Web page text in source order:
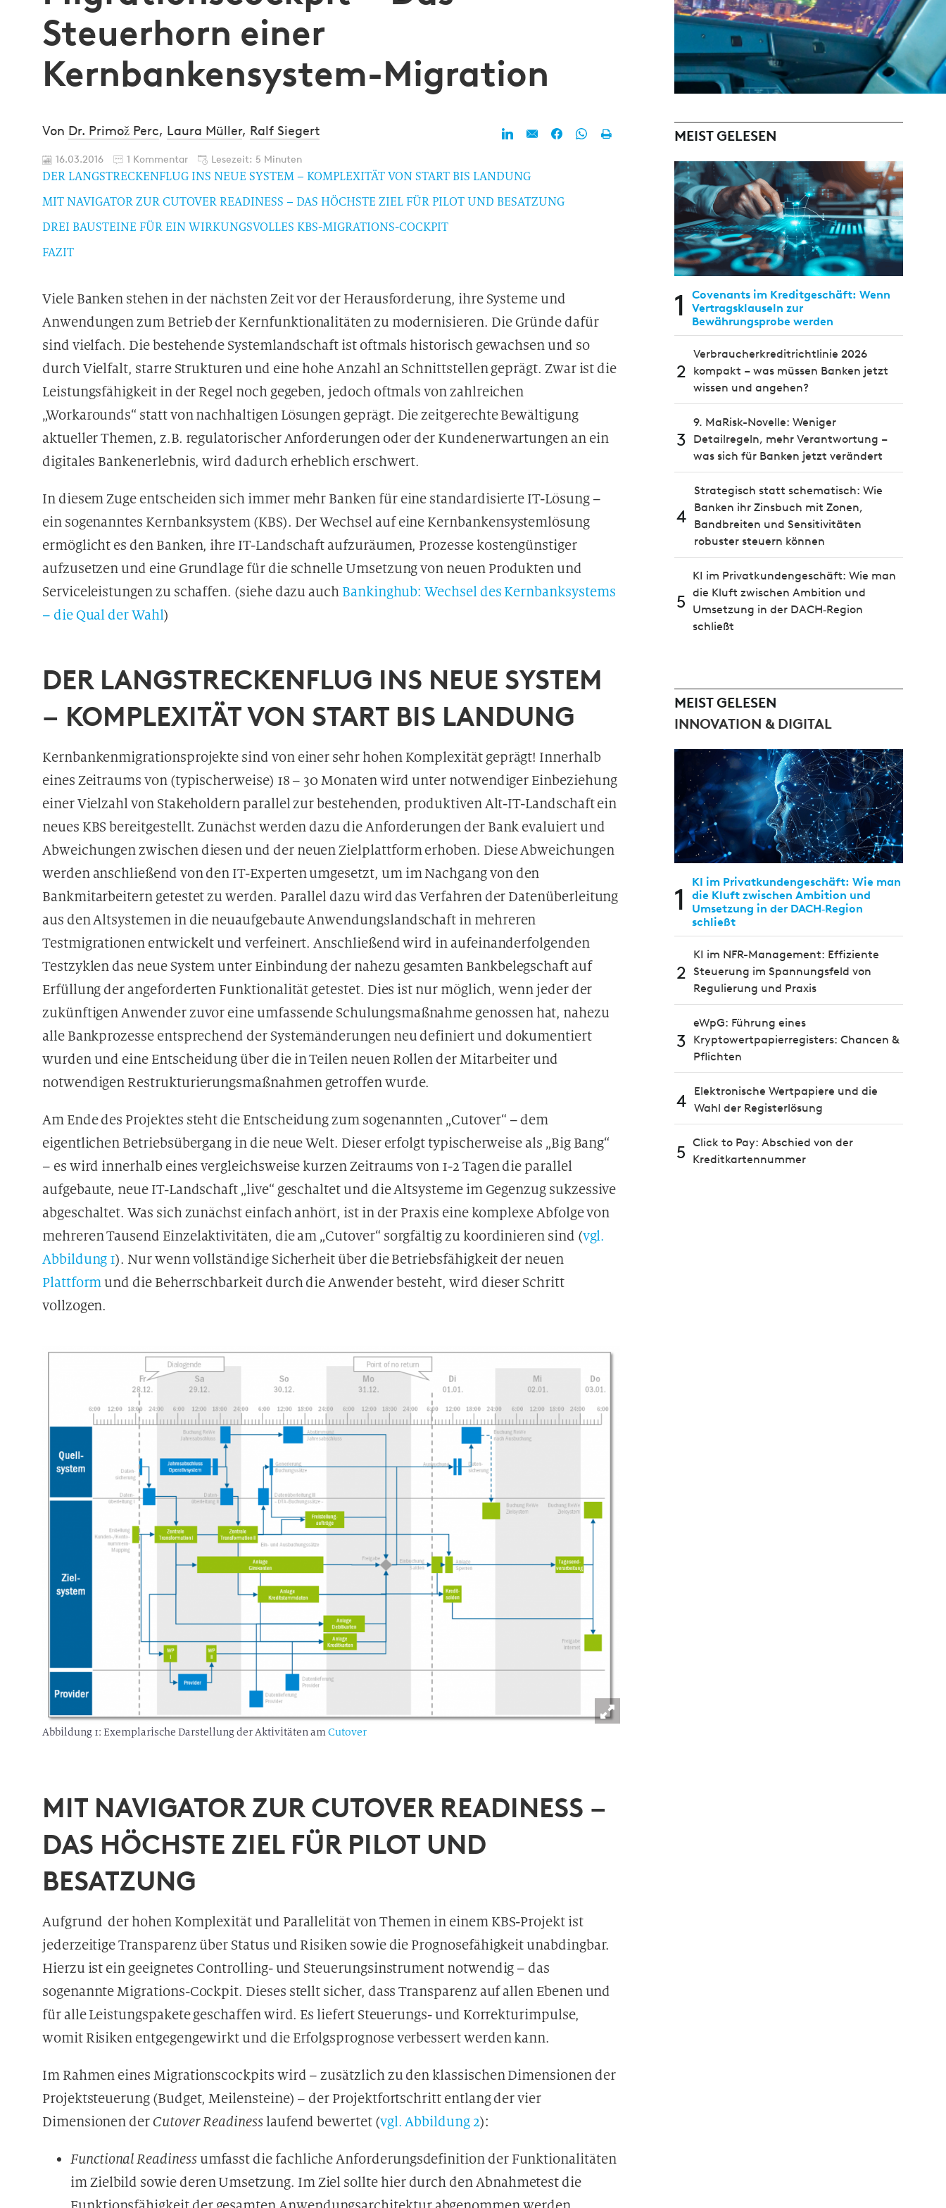
Steuerhorn einer
Kernbankensystem-Migration
Von Dr. Primož Perc, Laura Müller, Ralf Siegert
16.03.2016 1 Kommentar Lesezeit: 5 Minuten
DER LANGSTRECKENFLUG INS NEUE SYSTEM – KOMPLEXITÄT VON START BIS LANDUNG
MIT NAVIGATOR ZUR CUTOVER READINESS – DAS HÖCHSTE ZIEL FÜR PILOT UND BESATZUNG
DREI BAUSTEINE FÜR EIN WIRKUNGSVOLLES KBS-MIGRATIONS-COCKPIT
FAZIT
Viele Banken stehen in der nächsten Zeit vor der Herausforderung, ihre Systeme und
Anwendungen zum Betrieb der Kernfunktionalitäten zu modernisieren. Die Gründe dafür
sind vielfach. Die bestehende Systemlandschaft ist oftmals historisch gewachsen und so
durch Vielfalt, starre Strukturen und eine hohe Anzahl an Schnittstellen geprägt. Zwar ist die
Leistungsfähigkeit in der Regel noch gegeben, jedoch oftmals von zahlreichen
„Workarounds“ statt von nachhaltigen Lösungen geprägt. Die zeitgerechte Bewältigung
aktueller Themen, z.B. regulatorischer Anforderungen oder der Kundenerwartungen an ein
digitales Bankenerlebnis, wird dadurch erheblich erschwert.
In diesem Zuge entscheiden sich immer mehr Banken für eine standardisierte IT-Lösung –
ein sogenanntes Kernbanksystem (KBS). Der Wechsel auf eine Kernbankensystemlösung
ermöglicht es den Banken, ihre IT-Landschaft aufzuräumen, Prozesse kostengünstiger
aufzusetzen und eine Grundlage für die schnelle Umsetzung von neuen Produkten und
Serviceleistungen zu schaffen. (siehe dazu auch Bankinghub: Wechsel des Kernbanksystems
– die Qual der Wahl)
DER LANGSTRECKENFLUG INS NEUE SYSTEM
– KOMPLEXITÄT VON START BIS LANDUNG
Kernbankenmigrationsprojekte sind von einer sehr hohen Komplexität geprägt! Innerhalb
eines Zeitraums von (typischerweise) 18 – 30 Monaten wird unter notwendiger Einbeziehung
einer Vielzahl von Stakeholdern parallel zur bestehenden, produktiven Alt-IT-Landschaft ein
neues KBS bereitgestellt. Zunächst werden dazu die Anforderungen der Bank evaluiert und
Abweichungen zwischen diesen und der neuen Zielplattform erhoben. Diese Abweichungen
werden anschließend von den IT-Experten umgesetzt, um im Nachgang von den
Bankmitarbeitern getestet zu werden. Parallel dazu wird das Verfahren der Datenüberleitung
aus den Altsystemen in die neuaufgebaute Anwendungslandschaft in mehreren
Testmigrationen entwickelt und verfeinert. Anschließend wird in aufeinanderfolgenden
Testzyklen das neue System unter Einbindung der nahezu gesamten Bankbelegschaft auf
Erfüllung der angeforderten Funktionalität getestet. Dies ist nur möglich, wenn jeder der
zukünftigen Anwender zuvor eine umfassende Schulungsmaßnahme genossen hat, nahezu
alle Bankprozesse entsprechend der Systemänderungen neu definiert und dokumentiert
wurden und eine Entscheidung über die in Teilen neuen Rollen der Mitarbeiter und
notwendigen Restrukturierungsmaßnahmen getroffen wurde.
Am Ende des Projektes steht die Entscheidung zum sogenannten „Cutover“ – dem
eigentlichen Betriebsübergang in die neue Welt. Dieser erfolgt typischerweise als „Big Bang“
– es wird innerhalb eines vergleichsweise kurzen Zeitraums von 1-2 Tagen die parallel
aufgebaute, neue IT-Landschaft „live“ geschaltet und die Altsysteme im Gegenzug sukzessive
abgeschaltet. Was sich zunächst einfach anhört, ist in der Praxis eine komplexe Abfolge von
mehreren Tausend Einzelaktivitäten, die am „Cutover“ sorgfältig zu koordinieren sind (vgl.
Abbildung 1). Nur wenn vollständige Sicherheit über die Betriebsfähigkeit der neuen
Plattformund die Beherrschbarkeit durch die Anwender besteht, wird dieser Schritt
vollzogen.
Abbildung 1: Exemplarische Darstellung der Aktivitäten amCutover
MIT NAVIGATOR ZUR CUTOVER READINESS –
DAS HÖCHSTE ZIEL FÜR PILOT UND
BESATZUNG
Aufgrund der hohen Komplexität und Parallelität von Themen in einem KBS-Projekt ist
jederzeitige Transparenz über Status und Risiken sowie die Prognosefähigkeit unabdingbar.
Hierzu ist ein geeignetes Controlling- und Steuerungsinstrument notwendig – das
sogenannte Migrations-Cockpit. Dieses stellt sicher, dass Transparenz auf allen Ebenen und
für alle Leistungspakete geschaffen wird. Es liefert Steuerungs- und Korrekturimpulse,
womit Risiken entgegengewirkt und die Erfolgsprognose verbessert werden kann.
Im Rahmen eines Migrationscockpits wird – zusätzlich zu den klassischen Dimensionen der
Projektsteuerung (Budget, Meilensteine) – der Projektfortschritt entlang der vier
Dimensionen derCutover Readinesslaufend bewertet (vgl. Abbildung 2):
Functional Readinessumfasst die fachliche Anforderungsdefinition der Funktionalitäten
im Zielbild sowie deren Umsetzung. Im Ziel sollte hier durch den Abnahmetest die
MEIST GELESEN
1
Covenants im Kreditgeschäft: Wenn
Vertragsklauseln zur
Bewährungsprobe werden
2
Verbraucherkreditrichtlinie 2026
kompakt – was müssen Banken jetzt
wissen und angehen?
3
9. MaRisk-Novelle: Weniger
Detailregeln, mehr Verantwortung –
was sich für Banken jetzt verändert
4
Strategisch statt schematisch: Wie
Banken ihr Zinsbuch mit Zonen,
Bandbreiten und Sensitivitäten
robuster steuern können
5
KI im Privatkundengeschäft: Wie man
die Kluft zwischen Ambition und
Umsetzung in der DACH‑Region
schließt
MEIST GELESEN
INNOVATION & DIGITAL
1
KI im Privatkundengeschäft: Wie man
die Kluft zwischen Ambition und
Umsetzung in der DACH‑Region
schließt
2
KI im NFR-Management: Effiziente
Steuerung im Spannungsfeld von
Regulierung und Praxis
3
eWpG: Führung eines
Kryptowertpapierregisters: Chancen &
Pflichten
4
Elektronische Wertpapiere und die
Wahl der Registerlösung
5 Click to Pay: Abschied von der
Kreditkartennummer